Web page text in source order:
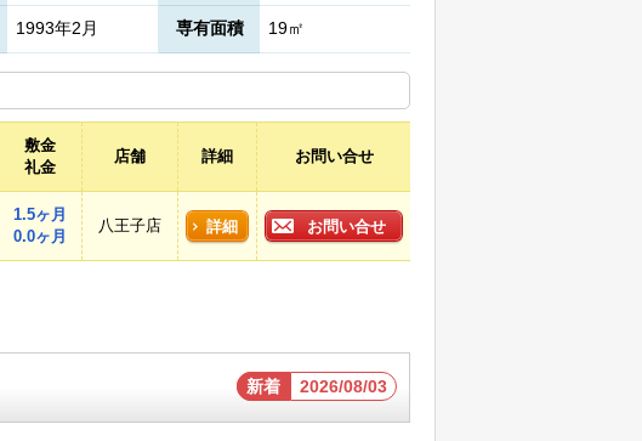
1993年2月 専有面積 19㎡
敷金
礼金
店舗 詳細 お問い合せ
1.5ヶ月
0.0ヶ月
八王子店 詳細 お問い合せ
新着 2026/08/03